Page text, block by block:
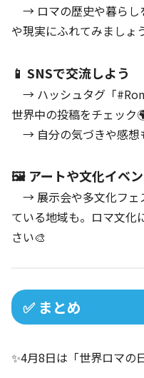
→ ロマの歴史や暮らし
や現実にふれてみましょ
📱 SNSで交流しよう
→ ハッシュタグ「
世界中の投稿をチェック
→ 自分の気づきや感想
🖼️ アートや文化イベ
→ 展示会や多文化フェ
ている地域も。ロマ文化
さい🎨
✅ まとめ
✨4月8日は「世界ロマの